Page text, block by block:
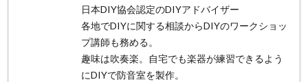
日本DIY協会認定のDIYアドバイザー
各地でDIYに関する相談からDIYのワークショッ
プ講師も務める。
趣味は吹奏楽。自宅でも楽器が練習できるよう
にDIYで防音室を製作。